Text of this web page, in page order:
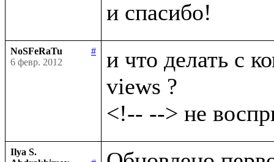
NoSFeRaTu
#
6 февр. 2012
и что делать с
views ?
Ilya S.